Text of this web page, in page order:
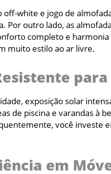
white e jogo de
Por outro lado, as
completo e
muito estilo ao ar livre.
para
exposição solar
de piscina e varandas à
você investe
em